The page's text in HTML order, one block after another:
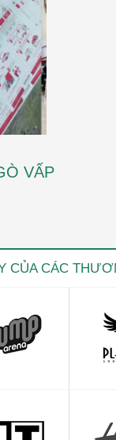
VẤP
CỦA CÁC